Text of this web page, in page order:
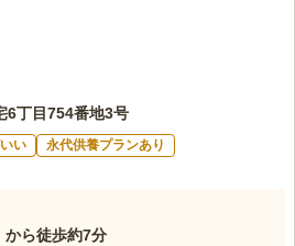
6丁目754番地3号
い
永代供養プランあり
から徒歩約7分